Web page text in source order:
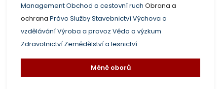
ManagementObchod a cestovní ruch Obrana a
ochrana Právo SlužbyStavebnictvíVýchova a
vzděláváníVýroba a provoz Věda a výzkum
Zdravotnictví Zemědělství a lesnictví
Méně oborů